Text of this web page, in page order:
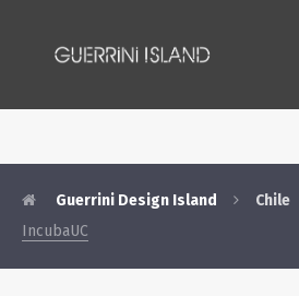
Guerrini Design Island Chile
IncubaUC